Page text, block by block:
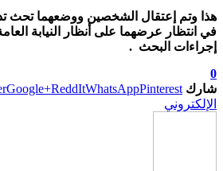
هذا وتم إعتقال الشخصين ووضعهما تحث
في انتظار عرضهما على أنظار النيابة
إجراءات البحث .
0
شارك
Google+ReddItWhatsAppPinterest
الإلكتروني